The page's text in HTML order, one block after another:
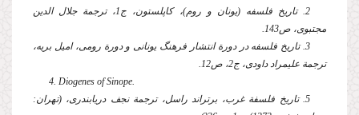
2. تاریخ فلسفه (یونان و روم)، كاپلستون،‌ ج1، ترجمة جلال الدین
مجتبوی،‌ ص143.
3. تاریخ فلسفه‌ در دورة انتشار فرهنگ یونانی و دورة رومی، امیل بریه،
ترجمة‌ علیمراد داودی، ج2، ص12.
4. Diogenes of Sinope.
5. تاریخ فلسفة‌ غرب، برتراند راسل، ترجمة نجف دریابندری، (تهران: